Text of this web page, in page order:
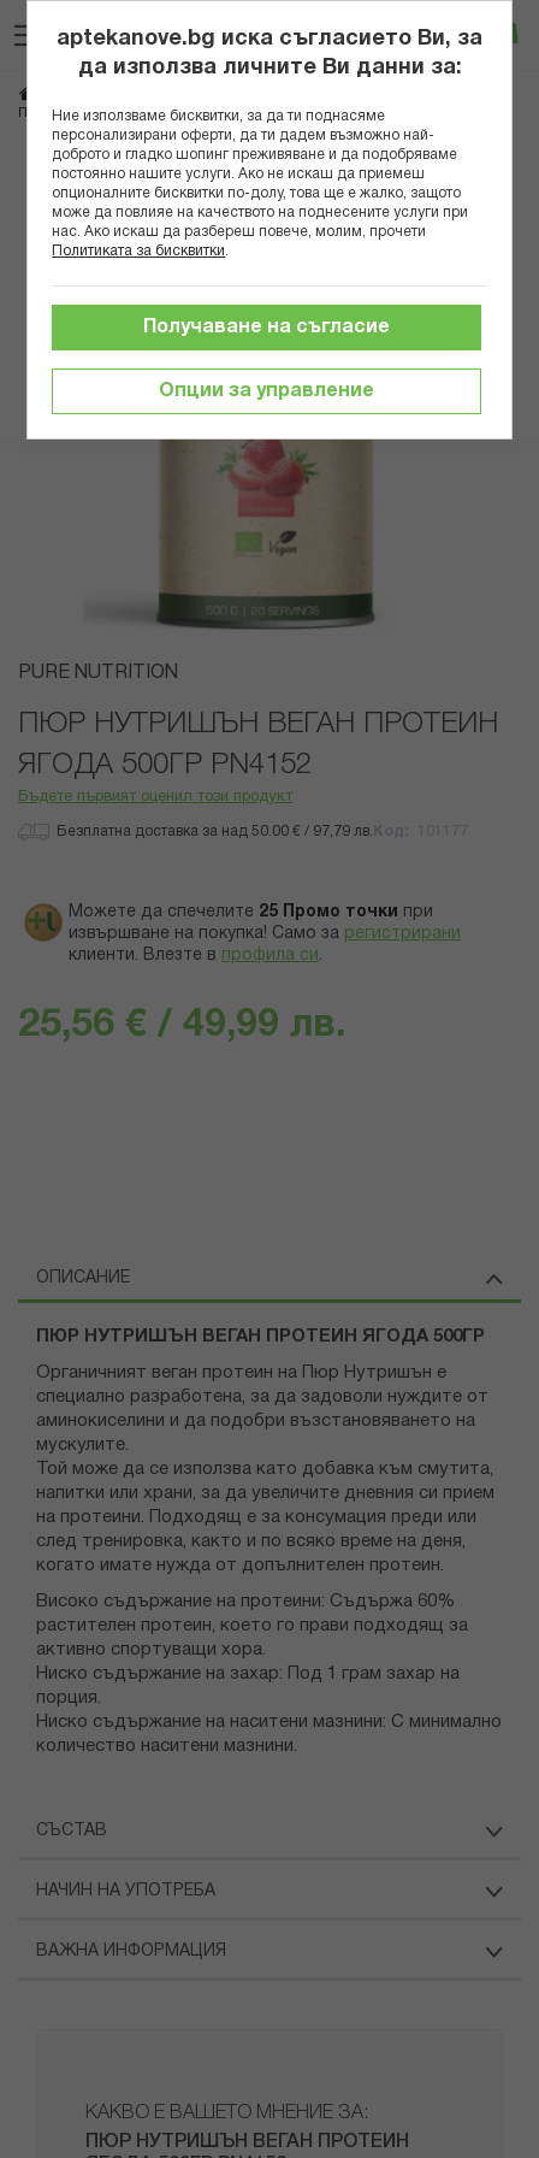
към
съдържанието
Вход
ПЮР НУТРИШЪН ВЕГАН ПРОТЕИН ЯГОДА 500ГР PN4152
Преминете
края
Преминете
началото
галерия
със
PURE NUTRITION
ПЮР НУТРИШЪН ВЕГАН ПРОТЕИН
ЯГОДА 500ГР PN4152
Бъдете първият оценил този продукт
Безплатна доставка за над 50.00 € / 97,79 лв.
Можете да спечелите 25 Промо точки
при
извършване на покупка! Само за регистрирани
клиенти. Влезте в профила си .
25,56 € / 49,99 лв.
ОПИСАНИЕ
ПЮР НУТРИШЪН ВЕГАН ПРОТЕИН ЯГОДА 500ГР
Органичният веган протеин на Пюр Нутришън е
специално разработена, за да задоволи нуждите от
аминокиселини и да подобри възстановяването на
мускулите.
Той може да се използва като добавка към смутита,
напитки или храни, за да увеличите дневния си прием
на протеини. Подходящ е за консумация преди или
след тренировка, както и по всяко време на деня,
когато имате нужда от допълнителен протеин.
Високо съдържание на протеини: Съдържа 60%
растителен протеин, което го прави подходящ за
активно спортуващи хора.
Ниско съдържание на захар: Под 1 грам захар на
порция.
Ниско съдържание на наситени мазнини: С минимално
количество наситени мазнини.
СЪСТАВ
НАЧИН НА УПОТРЕБА
ВАЖНА ИНФОРМАЦИЯ
КАКВО Е ВАШЕТО МНЕНИЕ ЗА:
ПЮР НУТРИШЪН ВЕГАН ПРОТЕИН
aptekanove.bg иска съгласието Ви, за
да използва личните Ви данни за:
Ние използваме бисквитки, за да ти поднасяме
персонализирани оферти, да ти дадем възможно най-
доброто и гладко шопинг преживяване и да подобряваме
постоянно нашите услуги. Ако не искаш да приемеш
опционалните бисквитки по-долу, това ще е жалко, защото
може да повлияе на качеството на поднесените услуги при
нас. Ако искаш да разбереш повече, молим, прочети
Политиката за бисквитки
Опции за управление
Получаване на съгласие